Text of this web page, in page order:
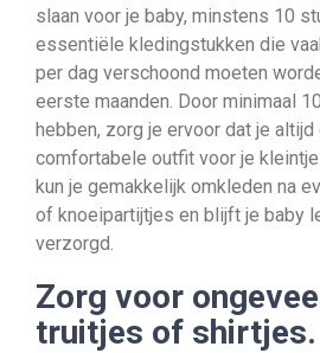
slaan voor je baby, minstens 10
essentiële kledingstukken die
per dag verschoond moeten
eerste maanden. Door minimaal
hebben, zorg je ervoor dat je altijd
comfortabele outfit voor je
kun je gemakkelijk omkleden na
of knoeipartijtjes en blijft je baby
verzorgd.
Zorg voor
truitjes of shirtjes.